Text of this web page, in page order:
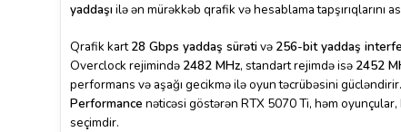
yaddaşıilə ən mürəkkəb qrafik və hesablama tapşırıqlarını
Qrafik kart28 Gbps yaddaş sürətivə 256-bit yaddaş
Overclock rejimində 2482 MHz, standart rejimdə isə 2452
performans və aşağı gecikmə ilə oyun təcrübəsini
Performance nəticəsi göstərən RTX 5070 Ti, həm
seçimdir.